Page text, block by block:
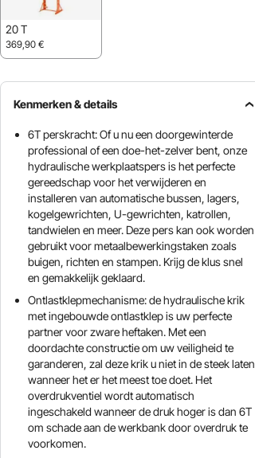
20 T
369,90 €
Kenmerken & details
6T perskracht: Of u nu een doorgewinterde
professional of een doe-het-zelver bent, onze
hydraulische werkplaatspers is het perfecte
gereedschap voor het verwijderen en
installeren van automatische bussen, lagers,
kogelgewrichten, U-gewrichten, katrollen,
tandwielen en meer. Deze pers kan ook worden
gebruikt voor metaalbewerkingstaken zoals
buigen, richten en stampen. Krijg de klus snel
en gemakkelijk geklaard.
Ontlastklepmechanisme: de hydraulische krik
met ingebouwde ontlastklep is uw perfecte
partner voor zware heftaken. Met een
doordachte constructie om uw veiligheid te
garanderen, zal deze krik u niet in de steek laten
wanneer het er het meest toe doet. Het
overdrukventiel wordt automatisch
ingeschakeld wanneer de druk hoger is dan 6T
om schade aan de werkbank door overdruk te
voorkomen.